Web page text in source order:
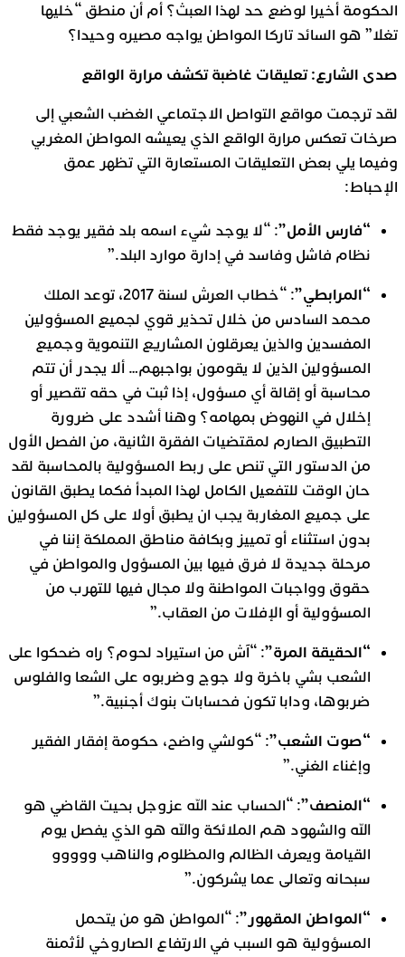
الحكومة أخيرا لوضع حد لهذا العبث؟ أم أن منطق “خليها
تغلا” هو السائد تاركا المواطن يواجه مصيره وحيدا؟
صدى الشارع: تعليقات غاضبة تكشف مرارة الواقع
لقد ترجمت مواقع التواصل الاجتماعي الغضب الشعبي إلى
صرخات تعكس مرارة الواقع الذي يعيشه المواطن المغربي
وفيما يلي بعض التعليقات المستعارة التي تظهر عمق
الإحباط:
“فارس الأمل”: “لا يوجد شيء اسمه بلد فقير يوجد فقط
نظام فاشل وفاسد في إدارة موارد البلد.”
“المرابطي”
: “خطاب العرش لسنة 2017، توعد الملك
محمد السادس من خلال تحذير قوي لجميع المسؤولين
المفسدين والذين يعرقلون المشاريع التنموية وجميع
المسؤولين الذين لا يقومون بواجبهم… ألا يجدر أن تتم
محاسبة أو إقالة أي مسؤول، إذا ثبت في حقه تقصير أو
إخلال في النهوض بمهامه؟ وهنا أشدد على ضرورة
التطبيق الصارم لمقتضيات الفقرة الثانية، من الفصل الأول
من الدستور التي تنص على ربط المسؤولية بالمحاسبة لقد
حان الوقت للتفعيل الكامل لهذا المبدأ فكما يطبق القانون
على جميع المغاربة يجب ان يطبق أولا على كل المسؤولين
بدون استثناء أو تمييز وبكافة مناطق المملكة إننا في
مرحلة جديدة لا فرق فيها بين المسؤول والمواطن في
حقوق وواجبات المواطنة ولا مجال فيها للتهرب من
المسؤولية أو الإفلات من العقاب.”
“الحقيقة المرة”: “آش من استيراد لحوم؟ راه ضحكوا على
الشعب بشي باخرة ولا جوج وضربوه على الشعا والفلوس
ضربوها، ودابا تكون فحسابات بنوك أجنبية.”
“صوت الشعب”: “كولشي واضح، حكومة إفقار الفقير
وإغناء الغني.”
“المنصف”: “الحساب عند الله عزوجل بحيت القاضي هو
الله والشهود هم الملائكة والله هو الذي يفصل يوم
القيامة ويعرف الظالم والمظلوم والناهب ووووو
سبحانه وتعالى عما يشركون.”
“المواطن المقهور”: “المواطن هو من يتحمل
المسؤولية هو السبب في الارتفاع الصاروخي لأثمنة